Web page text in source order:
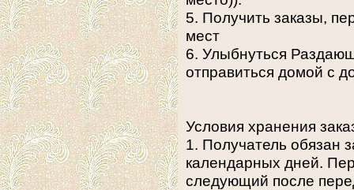
5. Получить заказы,
мест
6. Улыбнуться
отправиться домой с
Условия хранения
1. Получатель обязан
календарных дней.
следующий после